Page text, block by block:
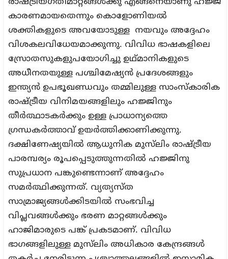
കാരണമായതെന്നും കൊളോണിയൽ
ശക്തികളുടെ അവയോടുള്ള നയവും അദ്ദേഹം
വിശകലവിധേയമാക്കുന്നു. വിവിധ ഭാഷകളിലെ
സ്രോതസുകളുപയോഗിച്ചു ഉഥ്മാനികളുടെ
അധീനതയുള്ള പശ്ചിമേഷ്യൻ പ്രദേശങ്ങളും
ഇന്ത്യൻ ഉപഭൂഖണ്ഡവും തമ്മിലുള്ള സാംസ്‌കാരിക
രാഷ്ട്രീയ വിനിമയങ്ങളിലും ഹജ്ജിനും
തീർത്ഥാടകർക്കും ഉള്ള പ്രാധാന്യത്തെ
ഗ്രന്ധകർത്താവ് ഉയർത്തിക്കാണിക്കുന്നു.
ദക്ഷിണേഷ്യയിൽ ആധുനിക മുസ്‌ലിം രാഷ്ട്രീയ
പാരമ്പര്യം രൂപപ്പെടുത്തുന്നതിൽ ഹജ്ജിനു
സുപ്രധാന പങ്കുണ്ടെന്നാണ് അദ്ദേഹം
സമർത്ഥിക്കുന്നത്. വ്യത്യസ്ത
സാമ്രാജ്യങ്ങൾക്കിടയിൽ സംഭവിച്ച
വിപ്ലവങ്ങൾക്കും ഭരണ മാറ്റങ്ങൾക്കും
ഹാജിമാരുടെ പങ്ക് പ്രകടമാണ്. വിവിധ
ഭാഗങ്ങളിലുള്ള മുസ്‌ലിം അധികാര കേന്ദ്രങ്ങൾ